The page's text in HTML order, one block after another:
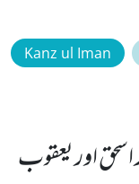
Kanz ul Iman
اسحق اور یعقوب